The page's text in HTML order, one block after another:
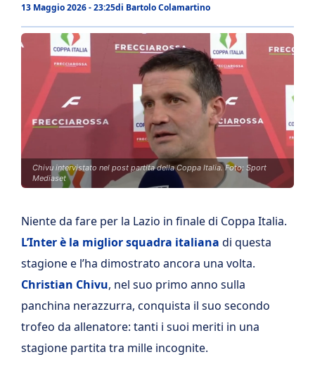
13 Maggio 2026 - 23:25di Bartolo Colamartino
Chivu intervistato nel post partita della Coppa Italia. Foto: Sport
Mediaset
Niente da fare per la Lazio in finale di Coppa Italia.
L’Inter è la miglior squadra italiana di questa
stagione e l’ha dimostrato ancora una volta.
Christian Chivu, nel suo primo anno sulla
panchina nerazzurra, conquista il suo secondo
trofeo da allenatore: tanti i suoi meriti in una
stagione partita tra mille incognite.